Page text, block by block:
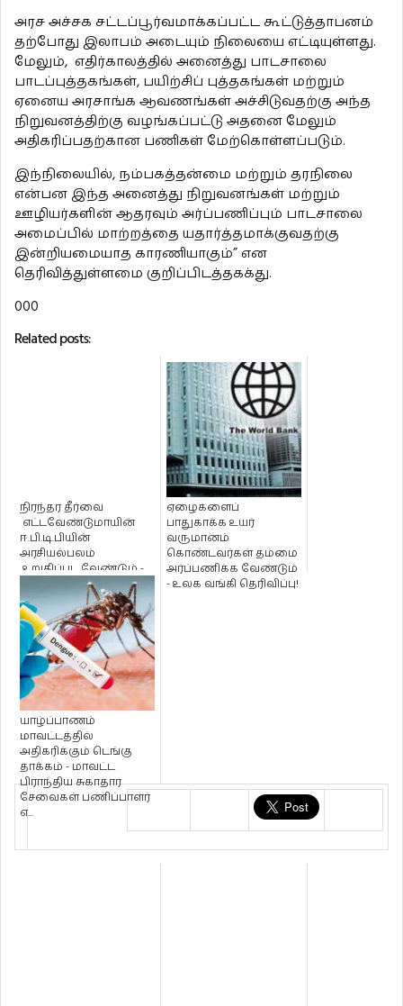
அரச அச்சக சட்டப்பூர்வமாக்கப்பட்ட கூட்டுத்தாபனம்
தற்போது இலாபம் அடையும் நிலையை எட்டியுள்ளது.
மேலும், எதிர்காலத்தில் அனைத்து பாடசாலை
பாடப்புத்தகங்கள், பயிற்சிப் புத்தகங்கள் மற்றும்
ஏனைய அரசாங்க ஆவணங்கள் அச்சிடுவதற்கு அந்த
நிறுவனத்திற்கு வழங்கப்பட்டு அதனை மேலும்
அதிகரிப்பதற்கான பணிகள் மேற்கொள்ளப்படும்.
இந்நிலையில், நம்பகத்தன்மை மற்றும் தரநிலை
என்பன இந்த அனைத்து நிறுவனங்கள் மற்றும்
ஊழியர்களின் ஆதரவும் அர்ப்பணிப்பும் பாடசாலை
அமைப்பில் மாற்றத்தை யதார்த்தமாக்குவதற்கு
இன்றியமையாத காரணியாகும்” என
தெரிவித்துள்ளமை குறிப்பிடத்தகக்து.
000
Related posts:
நிரந்தர தீர்வை
எட்டவேண்டுமாயின்
ஈ.பி.டி.பியின்
அரசியல்பலம்
உறுதிப்பட வேண்டும் -
கட்சியின் யாழ் மா...
ஏழைகளைப்
பாதுகாக்க உயர்
வருமானம்
கொண்டவர்கள் தம்மை
அர்ப்பணிக்க வேண்டும்
- உலக வங்கி தெரிவிப்பு!
யாழ்ப்பாணம்
மாவட்டத்தில்
அதிகரிக்கும் டெங்கு
தாக்கம் - மாவட்ட
பிராந்திய சுகாதார
சேவைகள் பணிப்பாளர்
எ...